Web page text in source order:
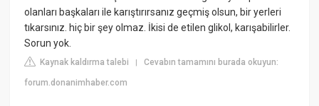
olanları başkaları ile karıştırırsanız geçmiş olsun, bir yerleri
tıkarsınız. hiç bir şey olmaz. İkisi de etilen glikol, karışabilirler.
Sorun yok.
Kaynak kaldırma talebi |Cevabın tamamını burada okuyun:
forum.donanimhaber.com